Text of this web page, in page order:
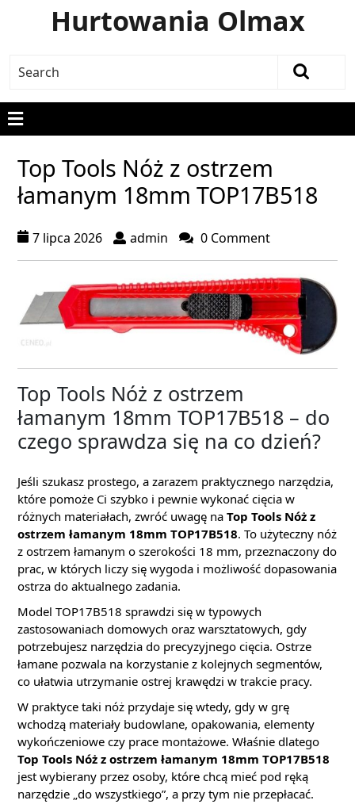
Hurtowania Olmax
Top Tools Nóż z ostrzem
łamanym 18mm TOP17B518
7 lipca 2026 admin 0 Comment
Top Tools Nóż z ostrzem
łamanym 18mm TOP17B518 – do
czego sprawdza się na co dzień?
Jeśli szukasz prostego, a zarazem praktycznego narzędzia,
które pomoże Ci szybko i pewnie wykonać cięcia w
różnych materiałach, zwróć uwagę na Top Tools Nóż z
ostrzem łamanym 18mm TOP17B518. To użyteczny nóż
z ostrzem łamanym o szerokości 18 mm, przeznaczony do
prac, w których liczy się wygoda i możliwość dopasowania
ostrza do aktualnego zadania.
Model TOP17B518 sprawdzi się w typowych
zastosowaniach domowych oraz warsztatowych, gdy
potrzebujesz narzędzia do precyzyjnego cięcia. Ostrze
łamane pozwala na korzystanie z kolejnych segmentów,
co ułatwia utrzymanie ostrej krawędzi w trakcie pracy.
W praktyce taki nóż przydaje się wtedy, gdy w grę
wchodzą materiały budowlane, opakowania, elementy
wykończeniowe czy prace montażowe. Właśnie dlatego
Top Tools Nóż z ostrzem łamanym 18mm TOP17B518
jest wybierany przez osoby, które chcą mieć pod ręką
narzędzie „do wszystkiego”, a przy tym nie przepłacać.